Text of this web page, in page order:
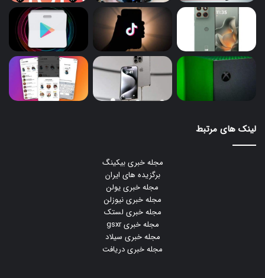
لینک های مرتبط
مجله خبری بیکینگ
برگزیده های ایران
مجله خبری یولن
مجله خبری نیوزلن
مجله خبری لستک
مجله خبری gsxr
مجله خبری سیلاد
مجله خبری دریافت